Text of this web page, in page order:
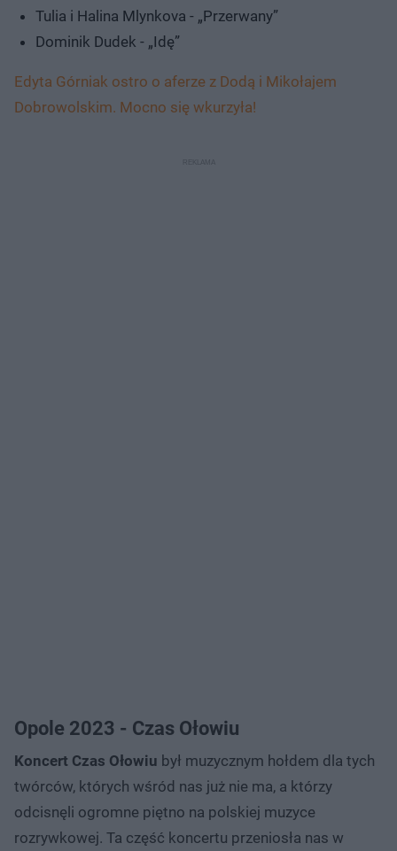
Tulia i Halina Mlynkova - „Przerwany”
Dominik Dudek - „Idę”
Edyta Górniak ostro o aferze z Dodą i Mikołajem
Dobrowolskim. Mocno się wkurzyła!
Opole 2023 - Czas Ołowiu
Koncert Czas Ołowiu był muzycznym hołdem dla tych
twórców, których wśród nas już nie ma, a którzy
odcisnęli ogromne piętno na polskiej muzyce
rozrywkowej. Ta część koncertu przeniosła nas w